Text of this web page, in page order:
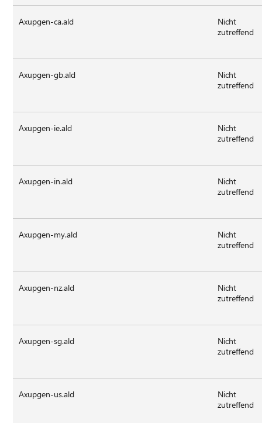
Axupgen-ca.ald
Nicht
zutreffend
Axupgen-gb.ald
Nicht
zutreffend
Axupgen-ie.ald
Nicht
zutreffend
Axupgen-in.ald
Nicht
zutreffend
Axupgen-my.ald
Nicht
zutreffend
Axupgen-nz.ald
Nicht
zutreffend
Axupgen-sg.ald
Nicht
zutreffend
Axupgen-us.ald
Nicht
zutreffend